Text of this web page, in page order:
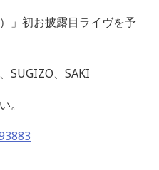
」初お披露目ライヴを予
SUGIZO、 SAKI
。